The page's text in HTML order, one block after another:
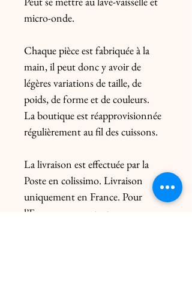
micro-onde.
Chaque pièce est fabriquée à la
main, il peut donc y avoir de
légères variations de taille, de
poids, de forme et de couleurs.
La boutique est réapprovisionnée
régulièrement au fil des cuissons.
La livraison est effectuée par la
Poste en colissimo. Livraison
uniquement en France. Pour
l’Europe, me contacter